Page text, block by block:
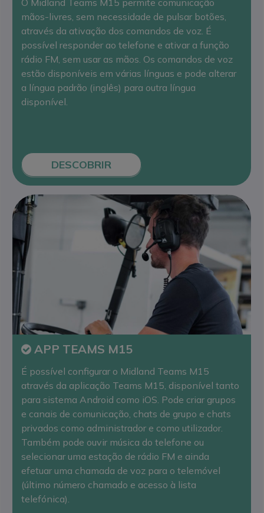
O Midland Teams M15 permite comunicação
mãos-livres, sem necessidade de pulsar botões,
através da ativação dos comandos de voz. É
possível responder ao telefone e ativar a função
rádio FM, sem usar as mãos. Os comandos de voz
estão disponíveis em várias línguas e pode alterar
a língua padrão (inglês) para outra língua
disponível.
DESCOBRIR
APP TEAMS M15
É possível configurar o Midland Teams M15
através da aplicação Teams M15, disponível tanto
para sistema Android como iOS. Pode criar grupos
e canais de comunicação, chats de grupo e chats
privados como administrador e como utilizador.
Também pode ouvir música do telefone ou
selecionar uma estação de rádio FM e ainda
efetuar uma chamada de voz para o telemóvel
(último número chamado e acesso à lista
telefónica).